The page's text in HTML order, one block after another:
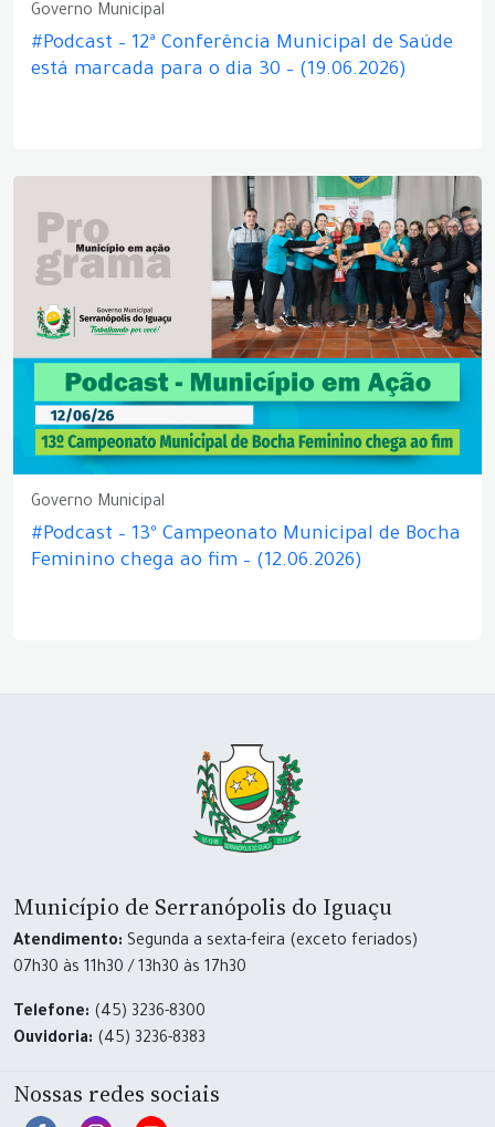
Governo Municipal
#Podcast – 12ª Conferência Municipal de Saúde
está marcada para o dia 30 – (19.06.2026)
Governo Municipal
#Podcast – 13º Campeonato Municipal de Bocha
Feminino chega ao fim – (12.06.2026)
Município de Serranópolis do Iguaçu
Atendimento: Segunda a sexta-feira (exceto feriados)
07h30 às 11h30 / 13h30 às 17h30
Telefone: (45) 3236-8300
Ouvidoria: (45) 3236-8383
Nossas redes sociais